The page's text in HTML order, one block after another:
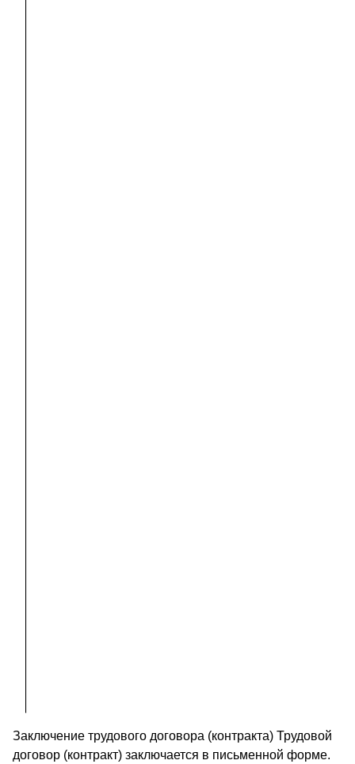
Заключение трудового договора (контракта) Трудовой
договор (контракт) заключается в письменной форме.